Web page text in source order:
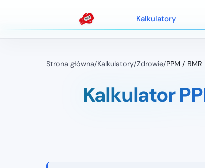
Kalkulatory
Strona główna/Kalkulatory/Zdrowie/PPM / BMR
Kalkulator